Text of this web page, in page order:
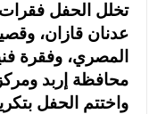
تخلل الحفل
عدنان قازان،
المصري، وفقرة
محافظة إربد
واختتم الحفل